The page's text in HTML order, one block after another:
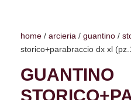
home / arcieria / guantino /
storico+parabraccio dx xl
GUANTINO